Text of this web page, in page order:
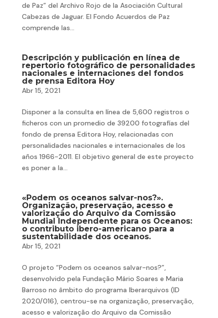
de Paz” del Archivo Rojo de la Asociación Cultural
Cabezas de Jaguar. El Fondo Acuerdos de Paz
comprende las...
Descripción y publicación en línea de
repertorio fotográfico de personalidades
nacionales e internaciones del fondos
de prensa Editora Hoy
Abr 15, 2021
Disponer a la consulta en línea de 5,600 registros o
ficheros con un promedio de 39200 fotografías del
fondo de prensa Editora Hoy, relacionadas con
personalidades nacionales e internacionales de los
años 1966-2011. El objetivo general de este proyecto
es poner a la...
«Podem os oceanos salvar-nos?».
Organização, preservação, acesso e
valorização do Arquivo da Comissão
Mundial Independente para os Oceanos:
o contributo ibero-americano para a
sustentabilidade dos oceanos.
Abr 15, 2021
O projeto “Podem os oceanos salvar-nos?”,
desenvolvido pela Fundação Mário Soares e Maria
Barroso no âmbito do programa Iberarquivos (ID
2020/016), centrou-se na organização, preservação,
acesso e valorização do Arquivo da Comissão